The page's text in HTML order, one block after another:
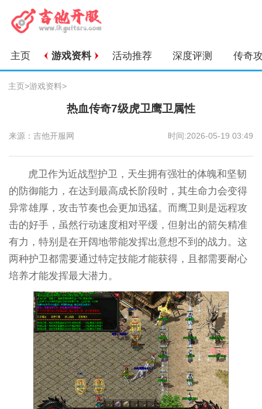
主页 游戏资料 活动推荐 深度评测 传奇
主页>游戏资料>
热血传奇7级虎卫鹰卫属性
来源：吉他开服网 时间:2026-05-19 03:49
虎卫作为近战型护卫，天生拥有强壮的体魄和坚韧
的防御能力，在达到最高成长阶段时，其生命力会变得
异常雄厚，攻击节奏也会更加迅猛。而鹰卫则是远程攻
击的好手，虽然行动速度相对平缓，但射出的箭矢精准
有力，特别是在开阔地带能发挥出意想不到的战力。这
两种护卫都需要通过特定技能才能获得，且都需要耐心
培养才能发挥最大潜力。